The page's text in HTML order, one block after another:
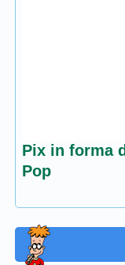
Pix in forma
Pop